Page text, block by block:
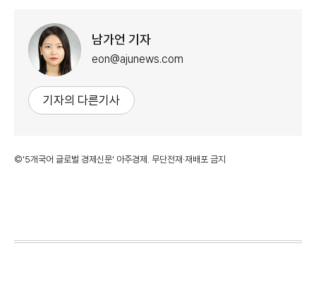
남가언 기자
eon@ajunews.com
기자의 다른기사
©'5개국어 글로벌 경제신문' 아주경제. 무단전재·재배포 금지